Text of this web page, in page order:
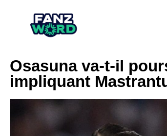
Osasuna va-t-il
impliquant